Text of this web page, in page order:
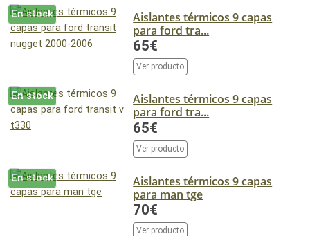
En stock
Aislantes térmicos 9 capas
para ford tra...
65€
Ver producto
En stock
Aislantes térmicos 9 capas
para ford tra...
65€
Ver producto
En stock
Aislantes térmicos 9 capas
para man tge
70€
Ver producto